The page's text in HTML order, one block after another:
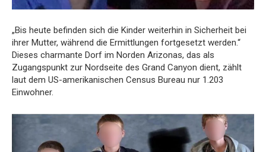
„Bis heute befinden sich die Kinder weiterhin in Sicherheit bei
ihrer Mutter, während die Ermittlungen fortgesetzt werden.“
Dieses charmante Dorf im Norden Arizonas, das als
Zugangspunkt zur Nordseite des Grand Canyon dient, zählt
laut dem US-amerikanischen Census Bureau nur 1.203
Einwohner.